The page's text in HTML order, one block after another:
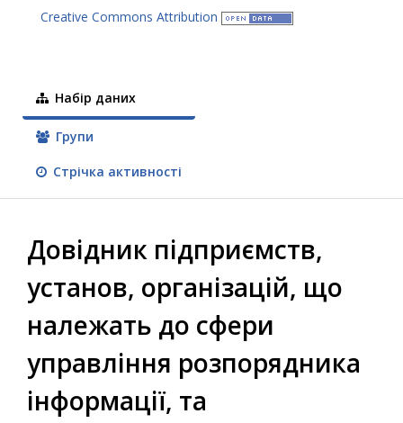
Creative Commons Attribution
Набір даних
Групи
Стрічка активності
Довідник підприємств,
установ, організацій, що
належать до сфери
управління розпорядника
інформації, та